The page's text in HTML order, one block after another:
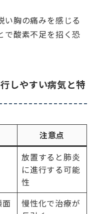
い胸の痛みを感じる
で酸素不足を招く恐
しやすい病気と特
注意点
放置すると肺炎
に進行する可能
性
面
慢性化で治療が